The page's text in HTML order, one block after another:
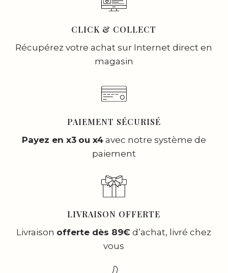
CLICK & COLLECT
Récupérez votre achat sur Internet direct en
magasin
PAIEMENT SÉCURISÉ
Payez en x3 ou x4avec notre système de
paiement
LIVRAISON OFFERTE
Livraison offerte dès 89€ d’achat, livré chez
vous